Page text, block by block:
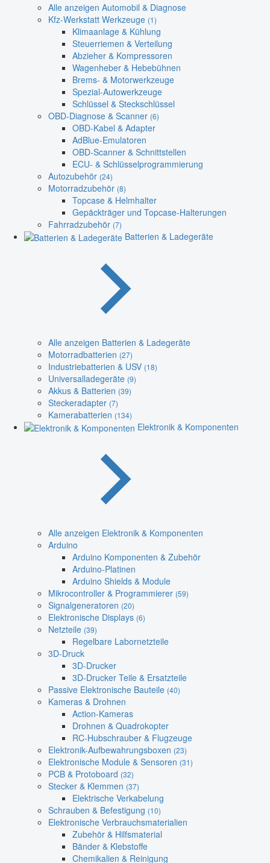
Alle anzeigen Automobil & Diagnose
Kfz-Werkstatt Werkzeuge (1)
Klimaanlage & Kühlung
Steuerriemen & Verteilung
Abzieher & Kompressoren
Wagenheber & Hebebühnen
Brems- & Motorwerkzeuge
Spezial-Autowerkzeuge
Schlüssel & Steckschlüssel
OBD-Diagnose & Scanner (6)
OBD-Kabel & Adapter
AdBlue-Emulatoren
OBD-Scanner & Schnittstellen
ECU- & Schlüsselprogrammierung
Autozubehör (24)
Motorradzubehör (8)
Topcase & Helmhalter
Gepäckträger und Topcase-Halterungen
Fahrradzubehör (7)
Batterien & Ladegeräte
Alle anzeigen Batterien & Ladegeräte
Motorradbatterien (27)
Industriebatterien & USV (18)
Universalladegeräte (9)
Akkus & Batterien (39)
Steckeradapter (7)
Kamerabatterien (134)
Elektronik & Komponenten
Alle anzeigen Elektronik & Komponenten
Arduino
Arduino Komponenten & Zubehör
Arduino-Platinen
Arduino Shields & Module
Mikrocontroller & Programmierer (59)
Signalgeneratoren (20)
Elektronische Displays (6)
Netzteile (39)
Regelbare Labornetzteile
3D-Druck
3D-Drucker
3D-Drucker Teile & Ersatzteile
Passive Elektronische Bauteile (40)
Kameras & Drohnen
Action-Kameras
Drohnen & Quadrokopter
RC-Hubschrauber & Flugzeuge
Elektronik-Aufbewahrungsboxen (23)
Elektronische Module & Sensoren (31)
PCB & Protoboard (32)
Stecker & Klemmen (37)
Elektrische Verkabelung
Schrauben & Befestigung (10)
Elektronische Verbrauchsmaterialien
Zubehör & Hilfsmaterial
Bänder & Klebstoffe
Chemikalien & Reinigung